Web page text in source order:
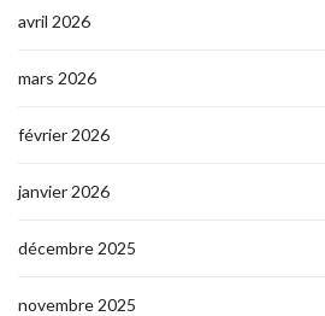
avril 2026
mars 2026
février 2026
janvier 2026
décembre 2025
novembre 2025